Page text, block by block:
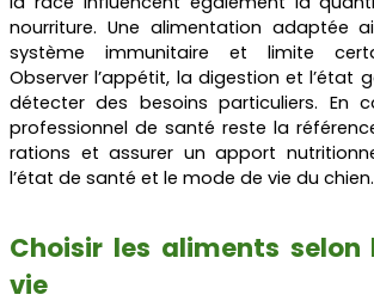
nourriture. Une alimentation adaptée
système immunitaire et limite
Observer l’appétit, la digestion et l’état
détecter des besoins particuliers. En
professionnel de santé reste la
rations et assurer un apport
l’état de santé et le mode de vie du chien.
Choisir les aliments selon
vie